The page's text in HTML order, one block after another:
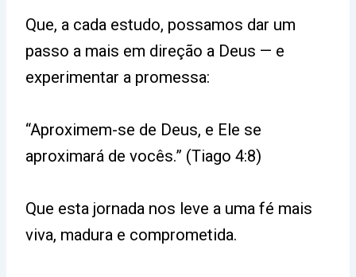
Que, a cada estudo, possamos dar um
passo a mais em direção a Deus — e
experimentar a promessa:
“Aproximem-se de Deus, e Ele se
aproximará de vocês.” (Tiago 4:8)
Que esta jornada nos leve a uma fé mais
viva, madura e comprometida.